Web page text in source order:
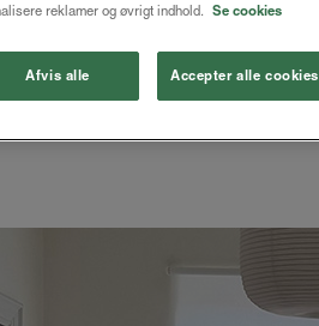
reklamer og øvrigt indhold. Se cookies
Afvis alle Accepter alle cookies